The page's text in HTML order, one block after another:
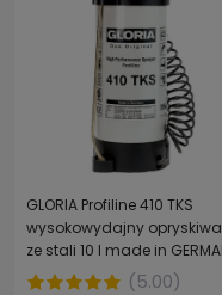
GLORIA Profiline 410 TKS
wysokowydajny
ze stali 10 l made in
(5.00)